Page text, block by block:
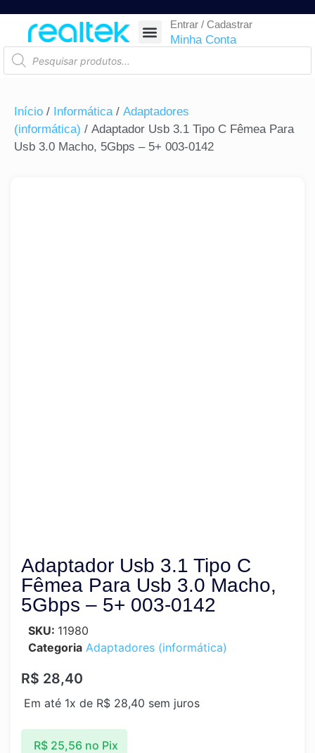
Entrar / Cadastrar
Minha Conta
Início / Informática/ Adaptadores
(informática) / Adaptador Usb 3.1 Tipo C Fêmea Para
Usb 3.0 Macho, 5Gbps – 5+ 003-0142
Adaptador Usb 3.1 Tipo C
Fêmea Para Usb 3.0 Macho,
5Gbps – 5+ 003-0142
SKU: 11980
Categoria Adaptadores (informática)
R$ 28,40
Em até 1x de R$ 28,40 sem juros
R$25,56 no Pix